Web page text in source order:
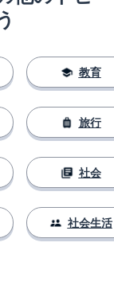
教育
旅行
社会
社会生活